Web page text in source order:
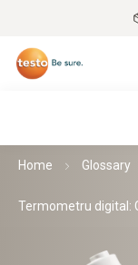
Home Glossary
Termometru digital: